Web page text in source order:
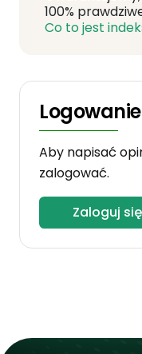
100%
Co to jest
Aby napisać
zalogować.
Zaloguj się